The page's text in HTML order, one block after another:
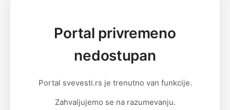
Portal privremeno
nedostupan
Portal svevesti.rs je trenutno van funkcije.
Zahvaljujemo se na razumevanju.